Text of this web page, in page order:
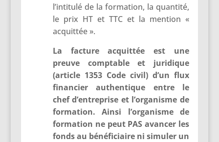
l’intitulé de la formation, la quantité,
le prix HT et TTC et la mention «
acquittée ».
La facture acquittée est une
preuve comptable et juridique
(article 1353 Code civil) d’un flux
financier authentique entre le
chef d’entreprise et l’organisme de
formation. Ainsi l’organisme de
formation ne peut PAS avancer les
fonds au bénéficiaire ni simuler un